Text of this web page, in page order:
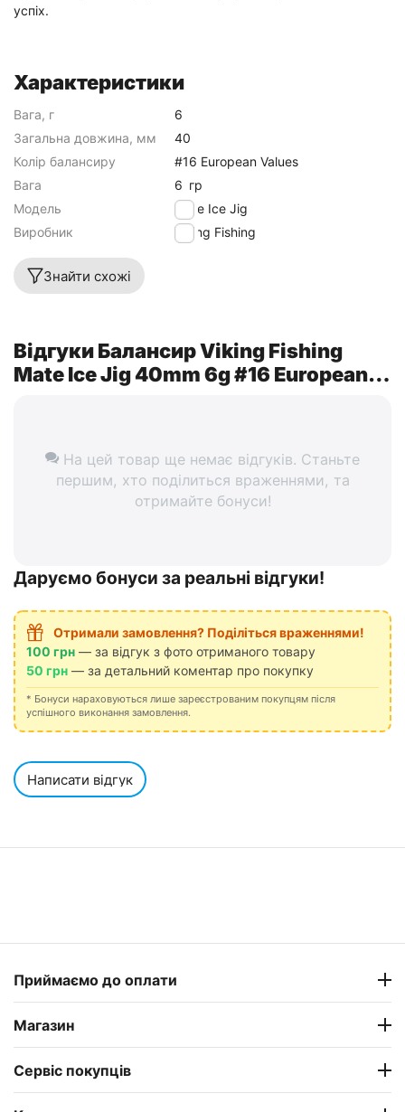
успіх.
Характеристики
Вага, г
6
Загальна довжина, мм
40
Колір балансиру
#16 European Values
Вага
6 гр
Модель
Mate Ice Jig
Виробник
Viking Fishing
Знайти схожі
Відгуки Балансир Viking Fishing
Mate Ice Jig 40mm 6g #16 European
На цей товар ще немає відгуків. Станьте
першим, хто поділиться враженнями, та
отримайте бонуси!
Даруємо бонуси за реальні відгуки!
Отримали замовлення? Поділіться враженнями!
100 грн — за відгук з фото отриманого товару
50 грн — за детальний коментар про покупку
* Бонуси нараховуються лише зареєстрованим покупцям після
успішного виконання замовлення.
Написати відгук
Приймаємо до оплати
Магазин
Сервіс покупців